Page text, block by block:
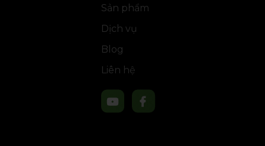
Sản phẩm
Dịch vụ
Blog
Liên hệ